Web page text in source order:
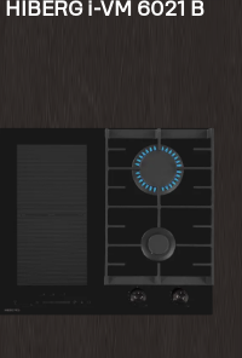
HIBERG i-VM 6021 B